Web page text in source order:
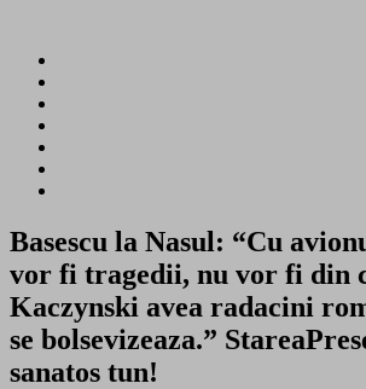
Basescu la Nasul: “Cu
vor fi tragedii, nu vor fi din
Kaczynski avea radacini
se bolsevizeaza.”
sanatos tun!